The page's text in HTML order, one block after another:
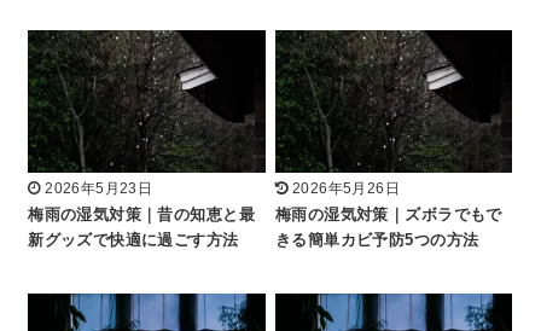
2026年5月23日
梅雨の湿気対策｜昔の知恵と最
新グッズで快適に過ごす方法
2026年5月26日
梅雨の湿気対策｜ズボラでもで
きる簡単カビ予防5つの方法